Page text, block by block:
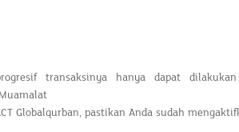
transaksinya hanya dapat
Globalqurban, pastikan Anda sudah